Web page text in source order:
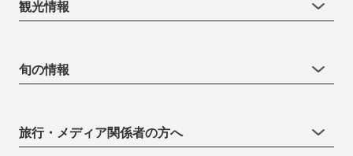
観光情報
旬の情報
旅行・メディア関係者の方へ